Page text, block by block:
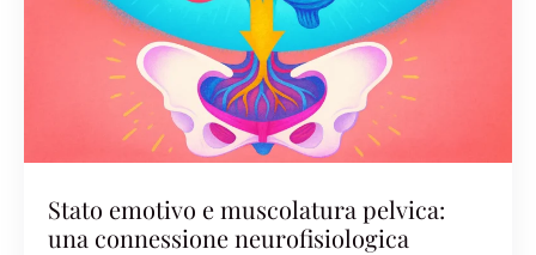
Stato emotivo e muscolatura pelvica:
una connessione neurofisiologica